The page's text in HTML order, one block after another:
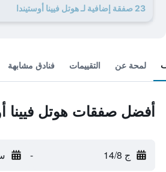
23 صفقة إضافية لـ هوتل فيينا أوستيندا
لمحة عن التقييمات فنادق مشابهة
أفضل صفقات هوتل فيينا
ج 14/8 - س